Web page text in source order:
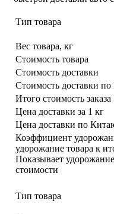
Тип товара
Вес товара, кг
Стоимость товара
Стоимость доставки
Стоимость доставки
Итого стоимость заказа
Цена доставки за 1 кг
Цена доставки по
Коэффициент
удорожание товара к
Показывает
стоимости
Тип товара